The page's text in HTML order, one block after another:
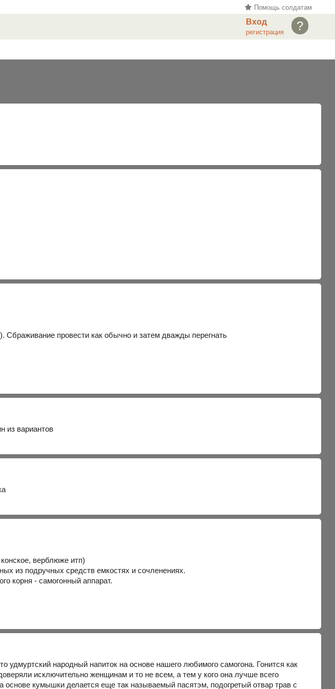
Помощь солдатам
?
Вход
регистрация
Сбраживание провести как обычно и затем дважды перегнать
из вариантов
верблюже итп)
из подручных средств емкостях и сочленениях.
корня - самогонный аппарат.
народный напиток на основе нашего любимого самогона. Гонится как
исключительно женщинам и то не всем, а тем у кого она лучше всего
основе кумышки делается еще так называемый пасятэм, подогретый отвар трав с